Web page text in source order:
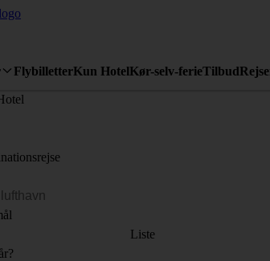
FlybilletterKun HotelKør-selv-ferieTilbud
Liste